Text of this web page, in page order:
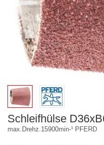
Schleifhülse
max.Drehz.15900min-¹ PFERD